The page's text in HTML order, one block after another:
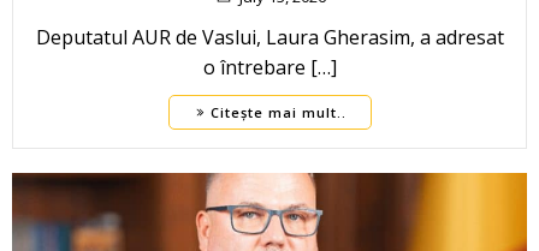
Deputatul AUR de Vaslui, Laura Gherasim, a adresat
o întrebare […]
Citește mai mult..